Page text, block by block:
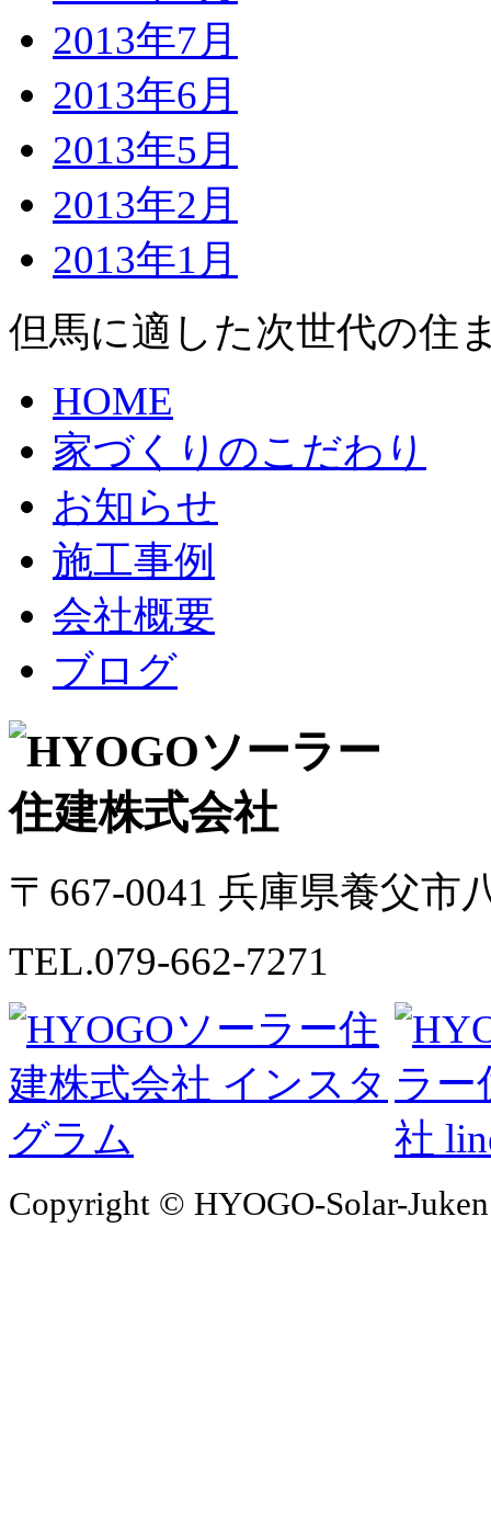
2013年7月
2013年6月
2013年5月
2013年2月
2013年1月
但馬に適した次世代の住
HOME
家づくりのこだわり
お知らせ
施工事例
会社概要
ブログ
〒667-0041 兵庫県養父市
TEL.079-662-7271
Copyright © HYOGO-Solar-